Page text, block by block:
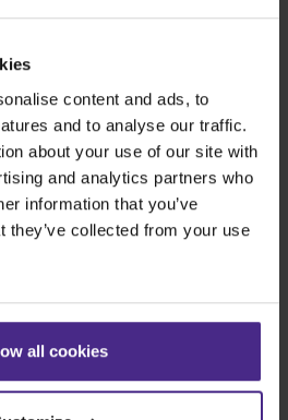
content and ads, to
and to analyse our traffic.
about your use of our site with
and analytics partners who
information that you’ve
they’ve collected from your use
all cookies
Evolution3™
BenchTop
FreeHand
Sabre Series 2
Simplex
Technic ARC
Plate Cutter
Incorniciatura